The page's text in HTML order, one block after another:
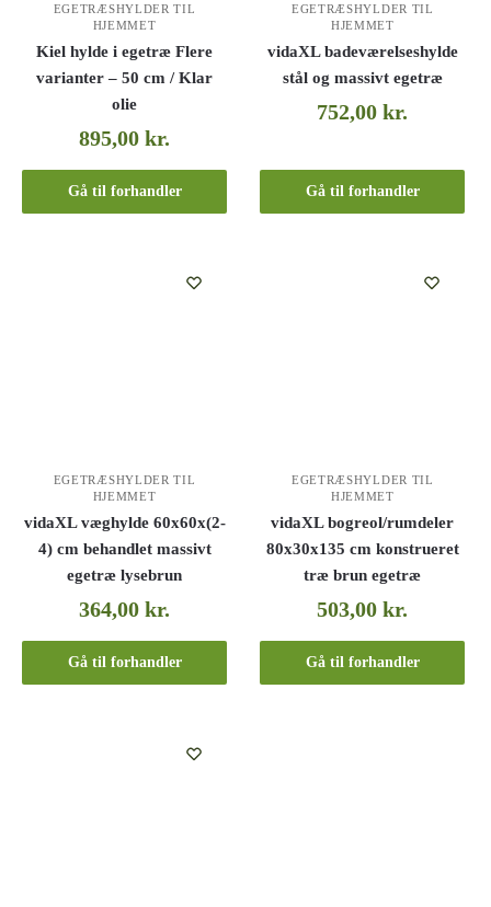
EGETRÆSHYLDER TIL
HJEMMET
Kiel hylde i egetræ Flere
varianter – 50 cm / Klar
olie
895,00kr.
Gå til forhandler
EGETRÆSHYLDER TIL
HJEMMET
vidaXL badeværelseshylde
stål og massivt egetræ
752,00kr.
Gå til forhandler
EGETRÆSHYLDER TIL
HJEMMET
vidaXL væghylde 60x60x(2-
4) cm behandlet massivt
egetræ lysebrun
364,00kr.
Gå til forhandler
EGETRÆSHYLDER TIL
HJEMMET
vidaXL bogreol/rumdeler
80x30x135 cm konstrueret
træ brun egetræ
503,00kr.
Gå til forhandler